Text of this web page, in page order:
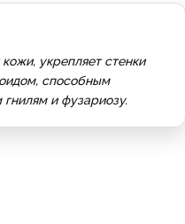
укрепляет стенки
способным
и фузариозу.